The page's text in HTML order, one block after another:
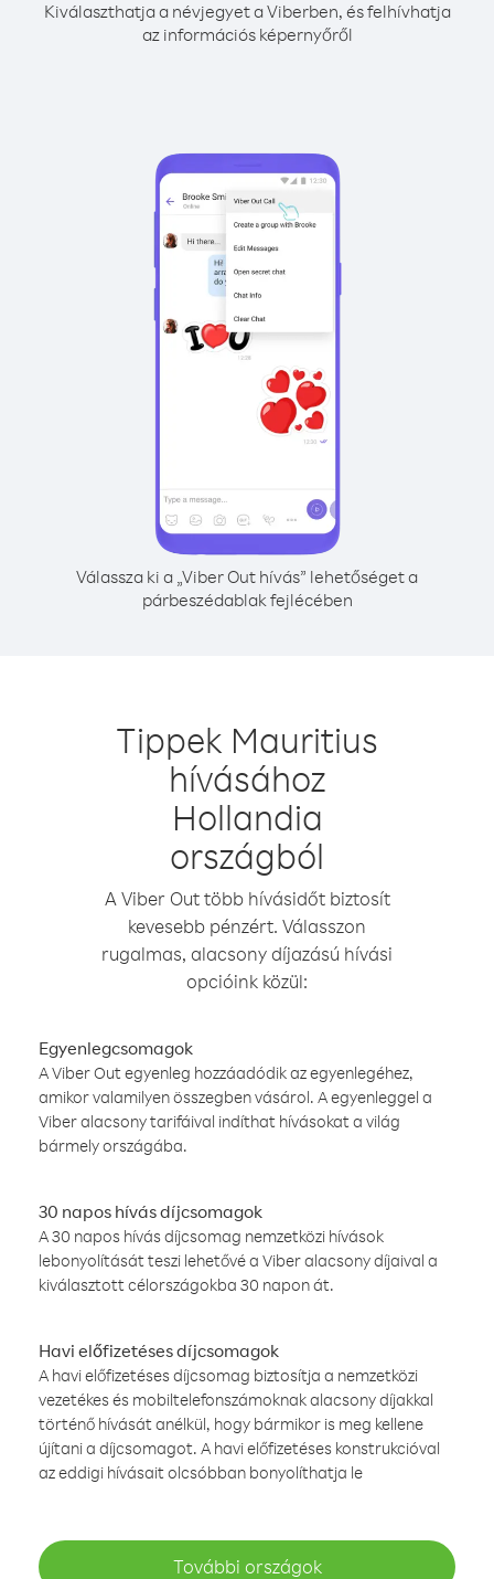
Kiválaszthatja a névjegyet a Viberben, és felhívhatja
az információs képernyőről
Válassza ki a „Viber Out hívás” lehetőséget a
párbeszédablak fejlécében
Tippek Mauritius
hívásához
Hollandia
országból
A Viber Out több hívásidőt biztosít
kevesebb pénzért. Válasszon
rugalmas, alacsony díjazású hívási
opcióink közül:
Egyenlegcsomagok
A Viber Out egyenleg hozzáadódik az egyenlegéhez,
amikor valamilyen összegben vásárol. A egyenleggel a
Viber alacsony tarifáival indíthat hívásokat a világ
bármely országába.
30 napos hívás díjcsomagok
A 30 napos hívás díjcsomag nemzetközi hívások
lebonyolítását teszi lehetővé a Viber alacsony díjaival a
kiválasztott célországokba 30 napon át.
Havi előfizetéses díjcsomagok
A havi előfizetéses díjcsomag biztosítja a nemzetközi
vezetékes és mobiltelefonszámoknak alacsony díjakkal
történő hívását anélkül, hogy bármikor is meg kellene
újítani a díjcsomagot. A havi előfizetéses konstrukcióval
az eddigi hívásait olcsóbban bonyolíthatja le
További országok